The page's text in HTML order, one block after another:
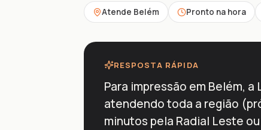
Atende Belém Pronto na hora
RESPOSTA RÁPIDA
Para impressão em Belém,
atendendo toda a região
minutos pela Radial Leste